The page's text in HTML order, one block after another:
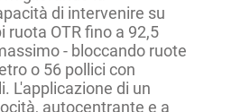
di intervenire su
ruota OTR fino a 92,5
- bloccando ruote
o 56 pollici con
L'applicazione di un
autocentrante e a